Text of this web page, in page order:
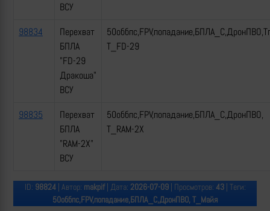
ВСУ
98834
Перехват
БПЛА
"FD-29
Дракоша"
ВСУ
Т_FD-29
98835
Перехват
БПЛА
"RAM-2X"
ВСУ
50оббпс,FPV,попадание,БПЛА_С,ДронПВО,
Т_RAM-2X
ID: 98824| Автор: makpif| Дата: 2026-07-09| Просмотров: 43| Теги:
50оббпс,FPV,попадание,БПЛА_С,ДронПВО, Т_Майя